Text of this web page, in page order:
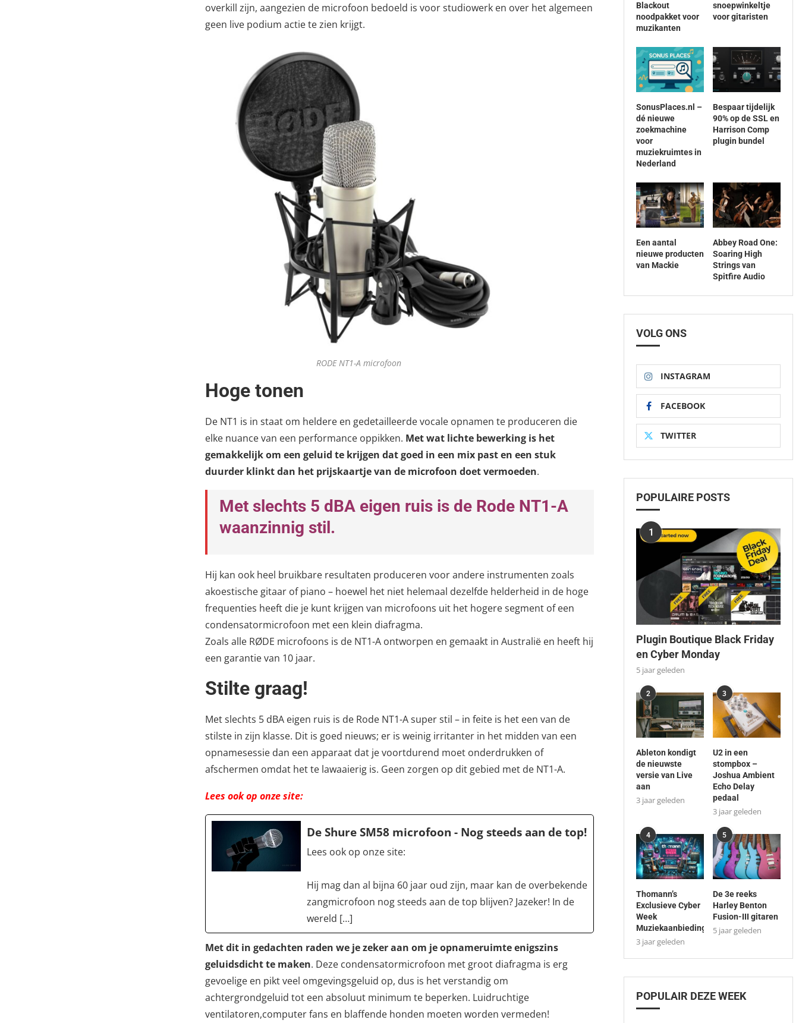
overkill zijn, aangezien de microfoon bedoeld is voor studiowerk en over het algemeen
geen live podium actie te zien krijgt.
RODE NT1-A microfoon
Hoge tonen
De NT1 is in staat om heldere en gedetailleerde vocale opnamen te produceren die
elke nuance van een performance oppikken. Met wat lichte bewerking is het
gemakkelijk om een geluid te krijgen dat goed in een mix past en een stuk
duurder klinkt dan het prijskaartje van de microfoon doet vermoeden.
Met slechts 5 dBA eigen ruis is de Rode NT1-A
waanzinnig stil.
Hij kan ook heel bruikbare resultaten produceren voor andere instrumenten zoals
akoestische gitaar of piano – hoewel het niet helemaal dezelfde helderheid in de hoge
frequenties heeft die je kunt krijgen van microfoons uit het hogere segment of een
condensatormicrofoon met een klein diafragma.
Zoals alle RØDE microfoons is de NT1-A ontworpen en gemaakt in Australië en heeft hij
een garantie van 10 jaar.
Stilte graag!
Met slechts 5 dBA eigen ruis is de Rode NT1-A super stil – in feite is het een van de
stilste in zijn klasse. Dit is goed nieuws; er is weinig irritanter in het midden van een
opnamesessie dan een apparaat dat je voortdurend moet onderdrukken of
afschermen omdat het te lawaaierig is. Geen zorgen op dit gebied met de NT1-A.
Lees ook op onze site:
De Shure SM58 microfoon - Nog steeds aan de top!
Lees ook op onze site:
Hij mag dan al bijna 60 jaar oud zijn, maar kan de overbekende
zangmicrofoon nog steeds aan de top blijven? Jazeker! In de
wereld […]
Met dit in gedachten raden we je zeker aan om je opnameruimte enigszins
geluidsdicht te maken. Deze condensatormicrofoon met groot diafragma is erg
gevoelige en pikt veel omgevingsgeluid op, dus is het verstandig om
achtergrondgeluid tot een absoluut minimum te beperken. Luidruchtige
ventilatoren,computer fans en blaffende honden moeten worden vermeden!
Blackout
noodpakket voor
muzikanten
snoepwinkeltje
voor gitaristen
SonusPlaces.nl –
dé nieuwe
zoekmachine
voor
muziekruimtes in
Nederland
Bespaar tijdelijk
90% op de SSL en
Harrison Comp
plugin bundel
Een aantal
nieuwe producten
van Mackie
Abbey Road One:
Soaring High
Strings van
Spitfire Audio
VOLG ONS
INSTAGRAM
FACEBOOK
TWITTER
POPULAIRE POSTS
1
Plugin Boutique Black Friday
en Cyber Monday
5 jaar geleden
2
Ableton kondigt
de nieuwste
versie van Live
aan
3 jaar geleden
3
U2 in een
stompbox –
Joshua Ambient
Echo Delay
pedaal
3 jaar geleden
4
Thomann’s
Exclusieve Cyber
Week
Muziekaanbiedingen
3 jaar geleden
5
De 3e reeks
Harley Benton
Fusion-III gitaren
5 jaar geleden
POPULAIR DEZE WEEK